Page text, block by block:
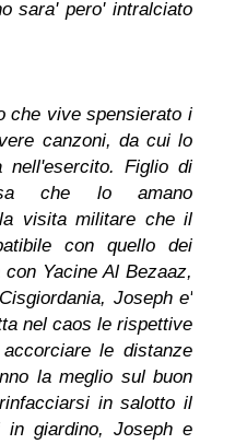
sara' pero' intralciato
che vive spensierato i
canzoni, da cui lo
nell'esercito. Figlio di
che lo amano
la visita militare che il
con quello dei
Yacine Al Bezaaz,
Joseph e'
nel caos le rispettive
le distanze
la meglio sul buon
in salotto il
in giardino, Joseph e